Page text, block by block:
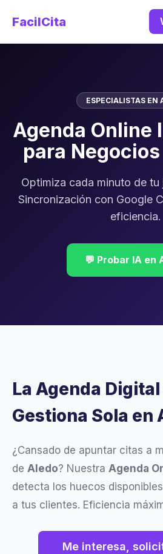
FacilCita
ESPECIALISTAS EN
Agenda Online
para
Optimiza cada minuto de tu
Sincronización con Google
eficiencia.
💬 Probar IA en
La Agenda
Gestiona Sola en
¿Cansado de apuntar citas a
de Aledo? Nuestra Agenda
detecta los huecos
a tus clientes. Eficiencia
Me interesa,